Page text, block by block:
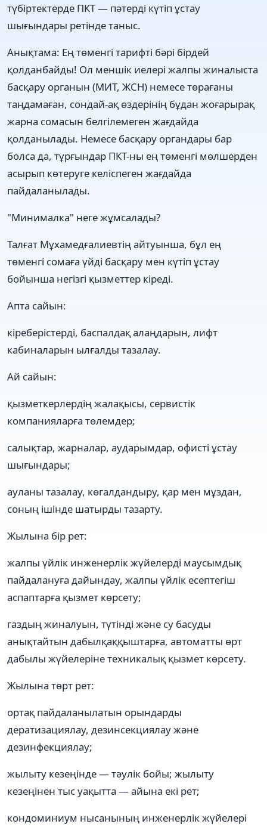
түбіртектерде ПКТ — пәтерді күтіп ұстау
шығындары ретінде таныс.
Анықтама: Ең төменгі тарифті бәрі бірдей
қолданбайды! Ол меншік иелері жалпы жиналыста
басқару органын (МИТ, ЖСН) немесе төрағаны
таңдамаған, сондай-ақ өздерінің бұдан жоғарырақ
жарна сомасын белгілемеген жағдайда
қолданылады. Немесе басқару органдары бар
болса да, тұрғындар ПКТ-ны ең төменгі мөлшерден
асырып көтеруге келіспеген жағдайда
пайдаланылады.
"Минималка" неге жұмсалады?
Талғат Мұхамедғалиевтің айтуынша, бұл ең
төменгі сомаға үйді басқару мен күтіп ұстау
бойынша негізгі қызметтер кіреді.
Апта сайын:
кіреберістерді, баспалдақ алаңдарын, лифт
кабиналарын ылғалды тазалау.
Ай сайын:
қызметкерлердің жалақысы, сервистік
компанияларға төлемдер;
салықтар, жарналар, аударымдар, офисті ұстау
шығындары;
ауланы тазалау, көгалдандыру, қар мен мұздан,
соның ішінде шатырды тазарту.
Жылына бір рет:
жалпы үйлік инженерлік жүйелерді маусымдық
пайдалануға дайындау, жалпы үйлік есептегіш
аспаптарға қызмет көрсету;
газдың жиналуын, түтінді және су басуды
анықтайтын дабылқаққыштарға, автоматты өрт
дабылы жүйелеріне техникалық қызмет көрсету.
Жылына төрт рет:
ортақ пайдаланылатын орындарды
дератизациялау, дезинсекциялау және
дезинфекциялау;
жылыту кезеңінде — тәулік бойы; жылыту
кезеңінен тыс уақытта — айына екі рет;
кондоминиум нысанының инженерлік жүйелері